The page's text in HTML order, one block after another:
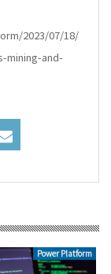
2023/07/18/
mining-and-
Power Platform